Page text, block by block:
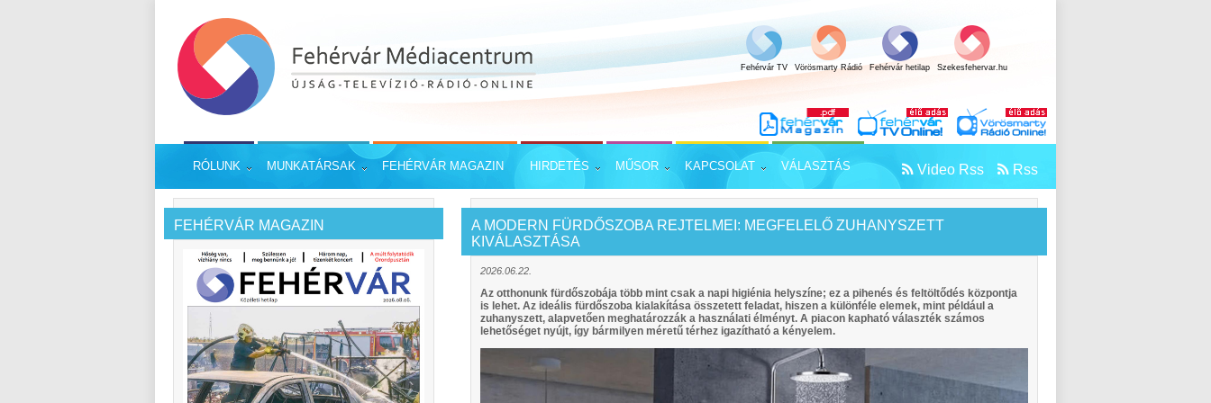
Fehérvár TV Vörösmarty Rádió Fehérvár hetilap Szekesfehervar.hu
RÓLUNK MUNKATÁRSAK FEHÉRVÁR MAGAZIN HIRDETÉS MŰSOR KAPCSOLAT VÁLASZTÁS Rss
Video Rss
A MODERN FÜRDŐSZOBA REJTELMEI: MEGFELELŐ ZUHANYSZETT
KIVÁLASZTÁSA
2026.06.22.
Az otthonunk fürdőszobája több mint csak a napi higiénia helyszíne; ez a pihenés és feltöltődés központja
is lehet. Az ideális fürdőszoba kialakítása összetett feladat, hiszen a különféle elemek, mint például a
zuhanyszett, alapvetően meghatározzák a használati élményt. A piacon kapható választék számos
lehetőséget nyújt, így bármilyen méretű térhez igazítható a kényelem.
FEHÉRVÁR MAGAZIN